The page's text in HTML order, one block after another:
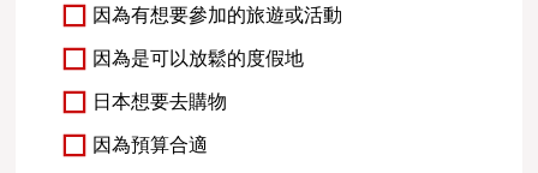
因為有想要參加的旅遊或活動
因為是可以放鬆的度假地
日本想要去購物
因為預算合適